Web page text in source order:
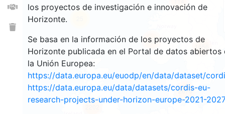
los proyectos de investigación e innovación de
Horizonte.
Se basa en la información de los proyectos de
Horizonte publicada en el Portal de datos abiertos
la Unión Europea:
https://data.europa.eu/euodp/en/data/dataset/
https://data.europa.eu/data/datasets/cordis-eu-
research-projects-under-horizon-europe-2021-2027
257
1656
2676